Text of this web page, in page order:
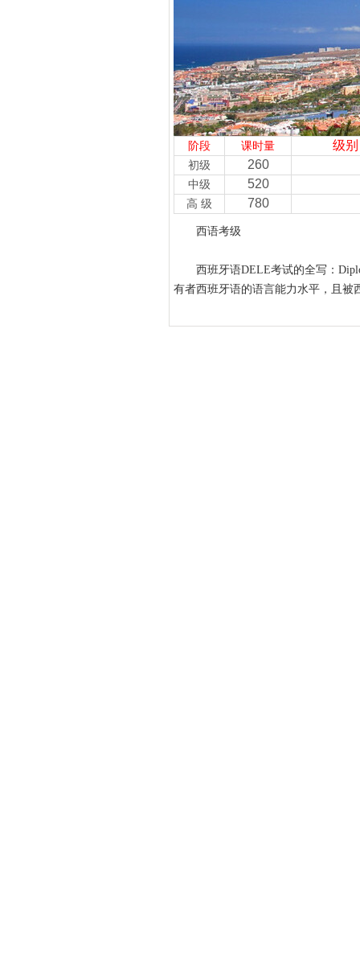
阶段 课时量 级
初级 260
中级 520
高 级 780
西语考级
西班牙语DELE考试的全写：
有者西班牙语的语言能力水平，且被